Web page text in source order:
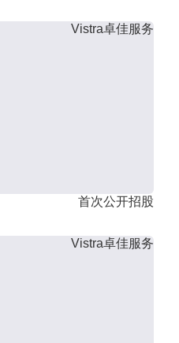
Vistra卓佳服务
首次公开招股
Vistra卓佳服务